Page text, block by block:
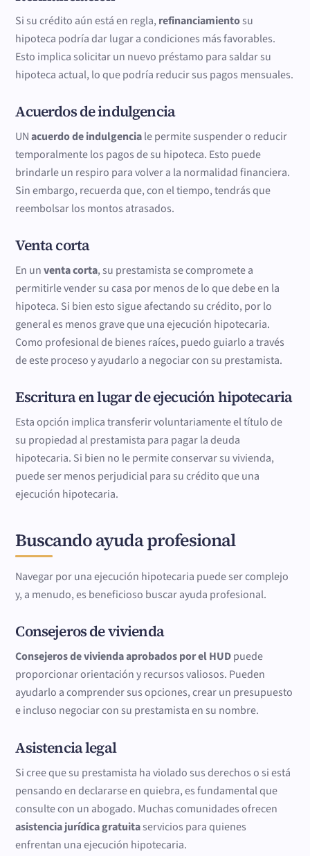
Si su crédito aún está en regla, refinanciamientosu
hipoteca podría dar lugar a condiciones más favorables.
Esto implica solicitar un nuevo préstamo para saldar su
hipoteca actual, lo que podría reducir sus pagos mensuales.
Acuerdos de indulgencia
UNacuerdo de indulgenciale permite suspender o reducir
temporalmente los pagos de su hipoteca. Esto puede
brindarle un respiro para volver a la normalidad financiera.
Sin embargo, recuerda que, con el tiempo, tendrás que
reembolsar los montos atrasados.
Venta corta
En unventa corta, su prestamista se compromete a
permitirle vender su casa por menos de lo que debe en la
hipoteca. Si bien esto sigue afectando su crédito, por lo
general es menos grave que una ejecución hipotecaria.
Como profesional de bienes raíces, puedo guiarlo a través
de este proceso y ayudarlo a negociar con su prestamista.
Escritura en lugar de ejecución hipotecaria
Esta opción implica transferir voluntariamente el título de
su propiedad al prestamista para pagar la deuda
hipotecaria. Si bien no le permite conservar su vivienda,
puede ser menos perjudicial para su crédito que una
ejecución hipotecaria.
Buscando ayuda profesional
Navegar por una ejecución hipotecaria puede ser complejo
y, a menudo, es beneficioso buscar ayuda profesional.
Consejeros de vivienda
Consejeros de vivienda aprobados por el HUDpuede
proporcionar orientación y recursos valiosos. Pueden
ayudarlo a comprender sus opciones, crear un presupuesto
e incluso negociar con su prestamista en su nombre.
Asistencia legal
Si cree que su prestamista ha violado sus derechos o si está
pensando en declararse en quiebra, es fundamental que
consulte con un abogado. Muchas comunidades ofrecen
asistencia jurídica gratuitaservicios para quienes
enfrentan una ejecución hipotecaria.